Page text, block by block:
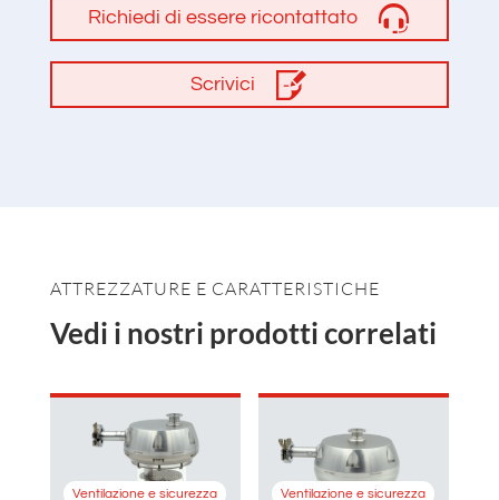
Richiedi di essere ricontattato
Scrivici
ATTREZZATURE E CARATTERISTICHE
Vedi i nostri prodotti correlati
Ventilazione e sicurezza Ventilazione e sicurezza